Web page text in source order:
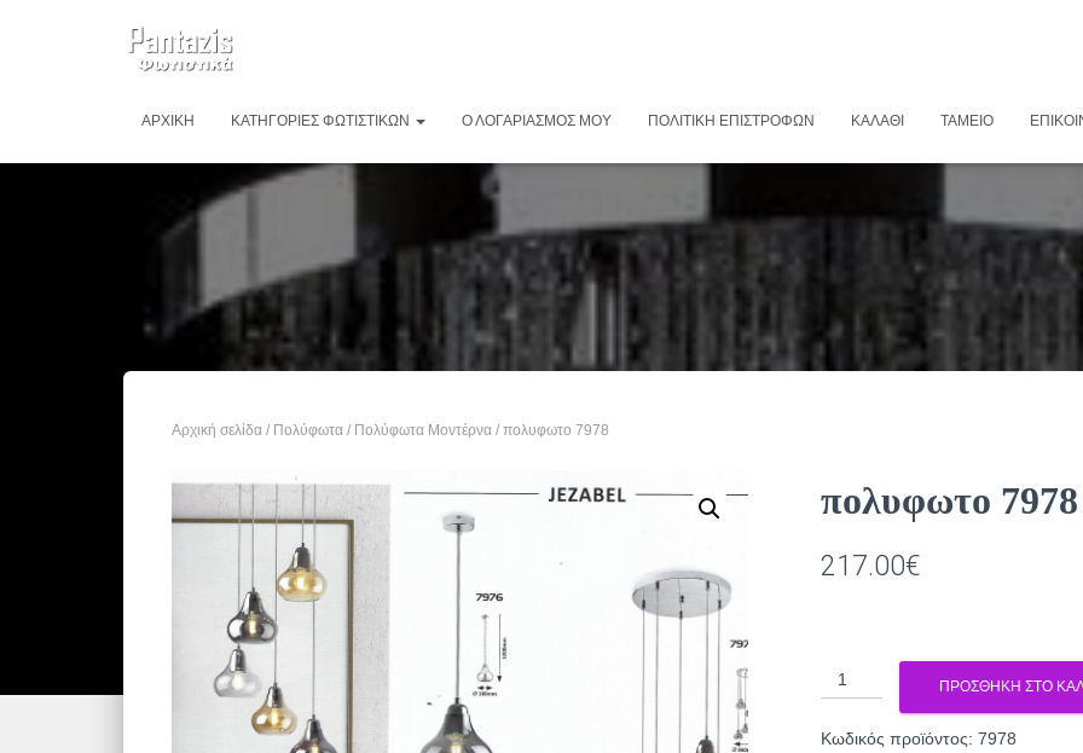
ΑΡΧΙΚΉ ΚΑΤΗΓΟΡΊΕΣ ΦΩΤΙΣΤΙΚΏΝ Ο ΛΟΓΑΡΙΑΣΜΌΣ ΜΟΥ ΠΟΛΙΤΙΚΉ ΕΠΙΣΤΡΟΦΏΝ ΚΑΛΆΘΙ ΤΑΜΕΊΟ
Αρχική σελίδα / Πολύφωτα / Πολύφωτα Μοντέρνα / πολυφωτο 7978
πολυφωτο 7978
217.00€
πολυφωτο
7978
ΠΡΟΣΘΉΚΗ ΣΤΟ
Κωδικός προϊόντος: 7978